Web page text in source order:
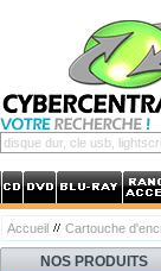
Accueil Cartouche
NOS PRODUITS